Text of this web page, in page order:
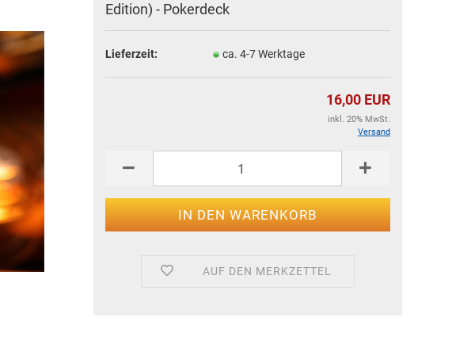
Edition) - Pokerdeck
Lieferzeit: ca. 4-7 Werktage
16,00 EUR
inkl. 20% MwSt.
Versand
AUF DEN MERKZETTEL